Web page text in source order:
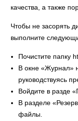
качества, а также
Чтобы не засорять
выполните
Почистите папку
В окне «Журнал»
руководствуясь
Войдите в разде
В разделе
файлы.